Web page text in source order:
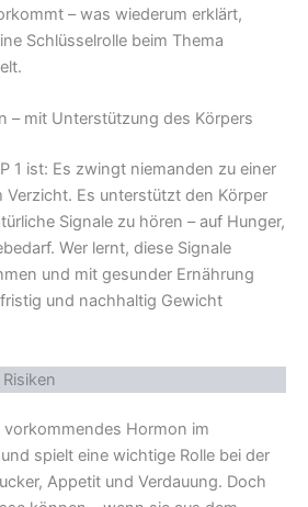
– was wiederum erklärt,
Schlüsselrolle beim Thema
– mit Unterstützung des Körpers
1 ist: Es zwingt niemanden zu einer
Verzicht. Es unterstützt den Körper
Signale zu hören – auf Hunger,
Wer lernt, diese Signale
und mit gesunder Ernährung
und nachhaltig Gewicht
vorkommendes Hormon im
spielt eine wichtige Rolle bei der
Appetit und Verdauung. Doch